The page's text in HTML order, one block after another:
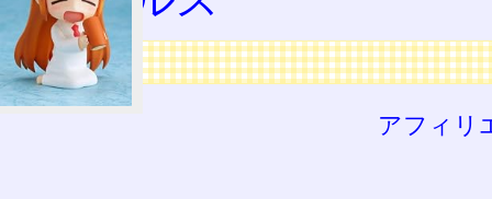
広告
アフィリ